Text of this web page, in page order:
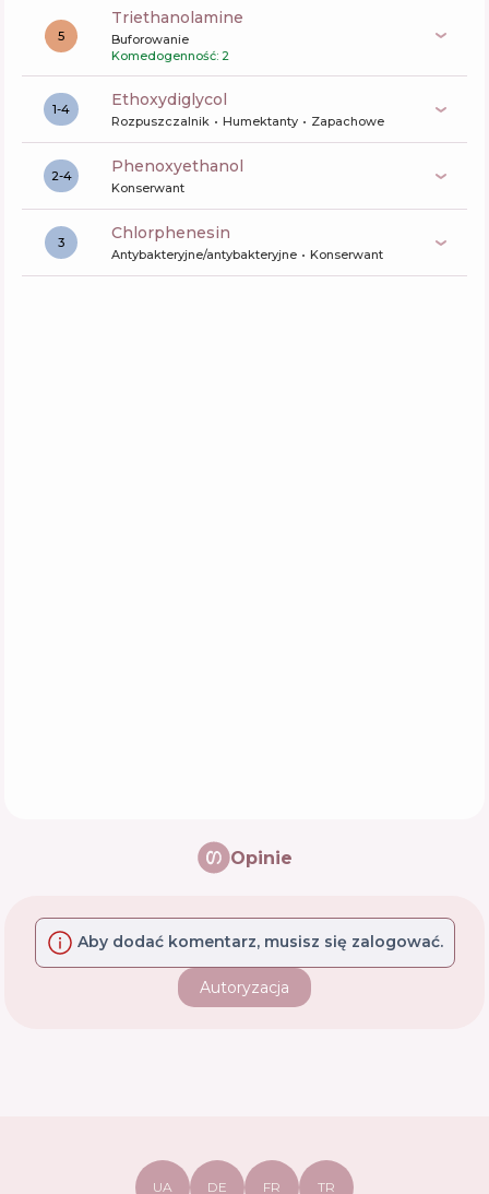
5
triethanolamine
Buforowanie
Komedogenność: 2
1-4 Ethoxydiglycol
Rozpuszczalnik Humektanty Zapachowe
2-4 phenoxyethanol
Konserwant
3 chlorphenesin
Antybakteryjne/antybakteryjne Konserwant
Opinie
Aby dodać komentarz, musisz się zalogować.
Autoryzacja
UA DE FR TR